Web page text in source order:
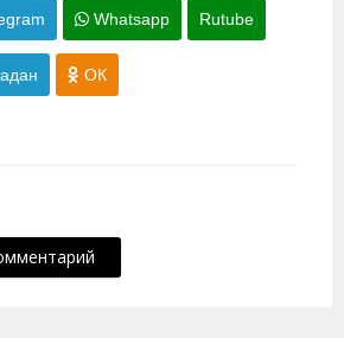
Whatsapp Rutube
ОК